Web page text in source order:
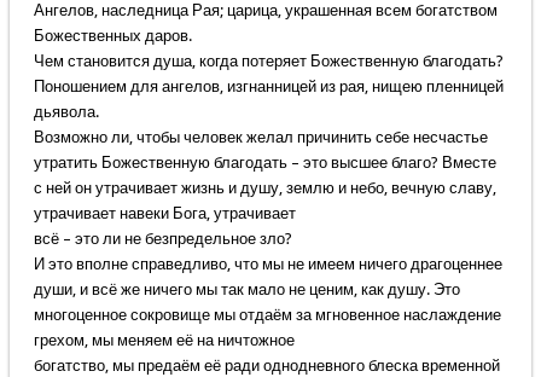
Ангелов, наследница Рая; царица, украшенная всем богатством
Божественных даров.
Чем становится душа, когда потеряет Божественную благодать?
Поношением для ангелов, изгнанницей из рая, нищею пленницей
дьявола.
Возможно ли, чтобы человек желал причинить себе несчастье
утратить Божественную благодать – это высшее благо? Вместе
с ней он утрачивает жизнь и душу, землю и небо, вечную славу,
утрачивает навеки Бога, утрачивает
всё – это ли не безпредельное зло?
И это вполне справедливо, что мы не имеем ничего драгоценнее
души, и всё же ничего мы так мало не ценим, как душу. Это
многоценное сокровище мы отдаём за мгновенное наслаждение
грехом, мы меняем её на ничтожное
богатство, мы предаём её ради однодневного блеска временной